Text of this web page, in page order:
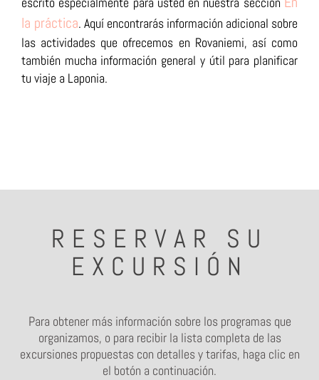
la práctica. Aquí encontrarás información adicional sobre
las actividades que ofrecemos en Rovaniemi, así como
también mucha información general y útil para planificar
tu viaje a Laponia.
RESERVAR SU
EXCURSIÓN
Para obtener más información sobre los programas que
organizamos, o para recibir la lista completa de las
excursiones propuestas con detalles y tarifas, haga clic en
el botón a continuación.